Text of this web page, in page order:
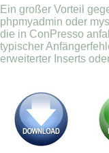
Ein großer Vorteil
phpmyadmin oder
die in ConPresso
typischer
erweiterter Inserts